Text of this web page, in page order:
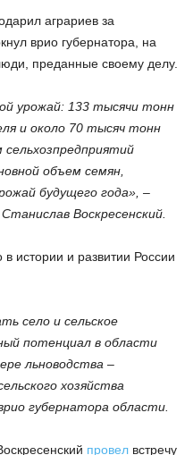
аграриев за
врио губернатора, на
преданные своему делу.
урожай: 133 тысячи тонн
и около 70 тысяч тонн
объем семян,
будущего года», –
Воскресенский.
истории и развитии России
село и сельское
потенциал в области
льноводства –
хозяйства
губернатора области.
провел встречу